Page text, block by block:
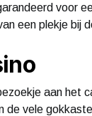
voor
een plekje bij
aan het
vele